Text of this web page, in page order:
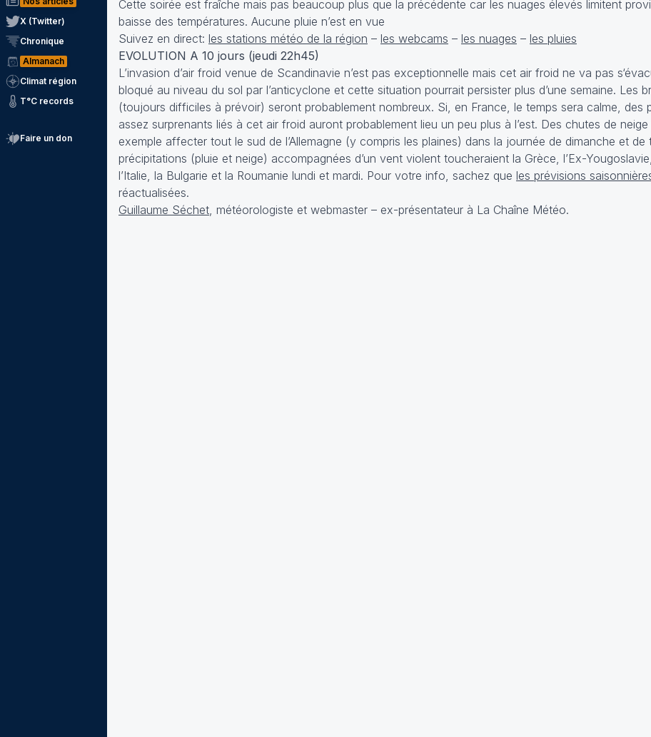
X (Twitter)
Chronique
Almanach
Climat région
T°C records
Faire un don
Cette soirée est fraîche mais pas beaucoup plus que la précédente car les nuages élevés limitent
baisse des températures. Aucune pluie n’est en vue
Suivez en direct: les stations météo de la région – les webcams – les nuages – les pluies
EVOLUTION A 10 jours (jeudi 22h45)
L’invasion d’air froid venue de Scandinavie n’est pas exceptionnelle mais cet air froid ne va pas
bloqué au niveau du sol par l’anticyclone et cette situation pourrait persister plus d’une semaine. Les
(toujours difficiles à prévoir) seront probablement nombreux. Si, en France, le temps sera calme, des
assez surprenants liés à cet air froid auront probablement lieu un peu plus à l’est. Des chutes de
exemple affecter tout le sud de l’Allemagne (y compris les plaines) dans la journée de dimanche et de
précipitations (pluie et neige) accompagnées d’un vent violent toucheraient la Grèce, l’Ex-
l’Italie, la Bulgarie et la Roumanie lundi et mardi. Pour votre info, sachez que les prévisions
réactualisées.
Guillaume Séchet, météorologiste et webmaster – ex-présentateur à La Chaîne Météo.